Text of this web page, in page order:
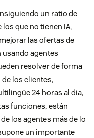
un ratio de
que no tienen IA,
las ofertas de
usando agentes
resolver de forma
los clientes,
24 horas al día,
funciones, están
los agentes más de lo
un importante